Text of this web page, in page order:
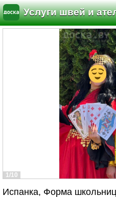
Услуги швей и
1/10
Испанка, Форма